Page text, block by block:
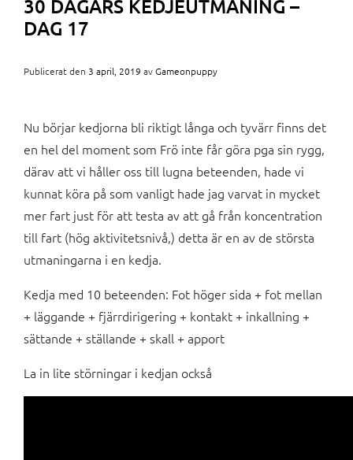
30 DAGARS KEDJEUTMANING –
DAG 17
Publicerat den 3 april, 2019 avGameonpuppy
Nu börjar kedjorna bli riktigt långa och tyvärr finns det
en hel del moment som Frö inte får göra pga sin rygg,
därav att vi håller oss till lugna beteenden, hade vi
kunnat köra på som vanligt hade jag varvat in mycket
mer fart just för att testa av att gå från koncentration
till fart (hög aktivitetsnivå,) detta är en av de största
utmaningarna i en kedja.
Kedja med 10 beteenden: Fot höger sida + fot mellan
+ läggande + fjärrdirigering + kontakt + inkallning +
sättande + ställande + skall + apport
La in lite störningar i kedjan också